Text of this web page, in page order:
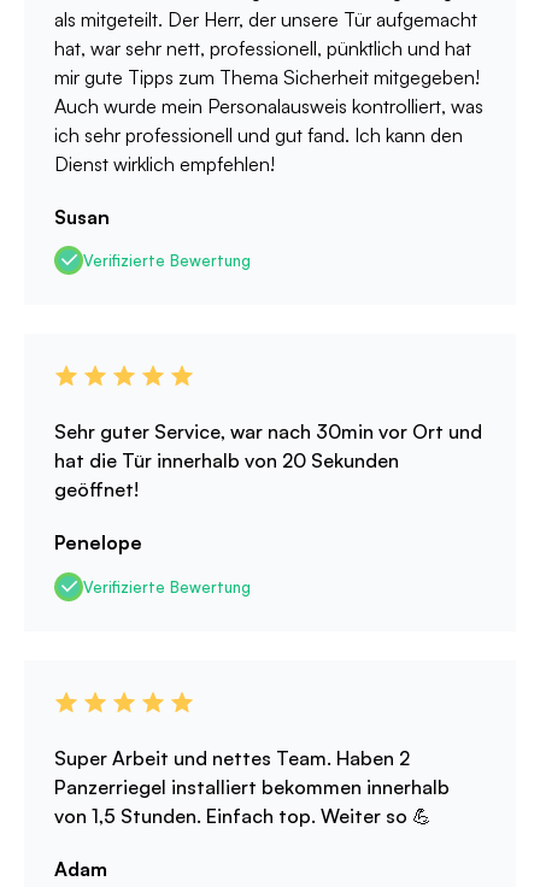
als mitgeteilt. Der Herr, der unsere Tür aufgemacht
hat, war sehr nett, professionell, pünktlich und hat
mir gute Tipps zum Thema Sicherheit mitgegeben!
Auch wurde mein Personalausweis kontrolliert, was
ich sehr professionell und gut fand. Ich kann den
Dienst wirklich empfehlen!
Susan
Verifizierte Bewertung
Sehr guter Service, war nach 30min vor Ort und
hat die Tür innerhalb von 20 Sekunden
geöffnet!
Penelope
Verifizierte Bewertung
Super Arbeit und nettes Team. Haben 2
Panzerriegel installiert bekommen innerhalb
von 1,5 Stunden. Einfach top. Weiter so 💪
Adam